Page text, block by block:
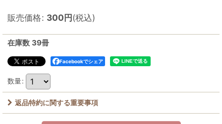
販売価格: 300円(税込)
在庫数 39冊
Facebookでシェア
数量:
返品特約に関する重要事項